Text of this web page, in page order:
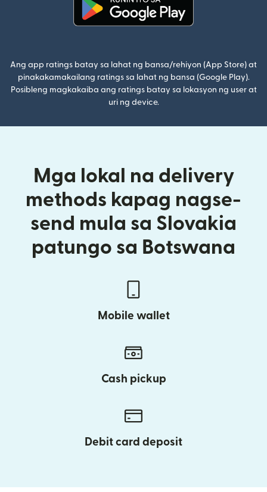
Ang app ratings batay sa lahat ng bansa/rehiyon (App Store) at
pinakakamakailang ratings sa lahat ng bansa (Google Play).
Posibleng magkakaiba ang ratings batay sa lokasyon ng user at
uri ng device.
Mga lokal na delivery
methods kapag nagse-
send mula sa Slovakia
patungo sa Botswana
Mobile wallet
Cash pickup
Debit card deposit